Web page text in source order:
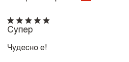
Супер
Чудесно е!